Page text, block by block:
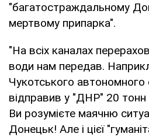
"багатостраждальному
мертвому припарка".
"На всіх каналах
води нам передав.
Чукотського автономного
відправив у "ДНР" 20 тонн
Ви розумієте маячню
Донецьк! Але і цієї